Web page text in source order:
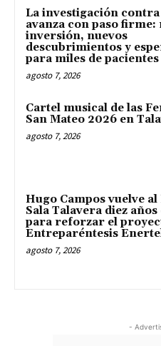
La investigación
avanza con paso firme:
inversión, nuevos
descubrimientos y
para miles de pacientes
agosto 7, 2026
Cartel musical de las
San Mateo 2026 en
agosto 7, 2026
Hugo Campos vuelve
Sala Talavera diez años
para reforzar el
Entreparéntesis
agosto 7, 2026
-